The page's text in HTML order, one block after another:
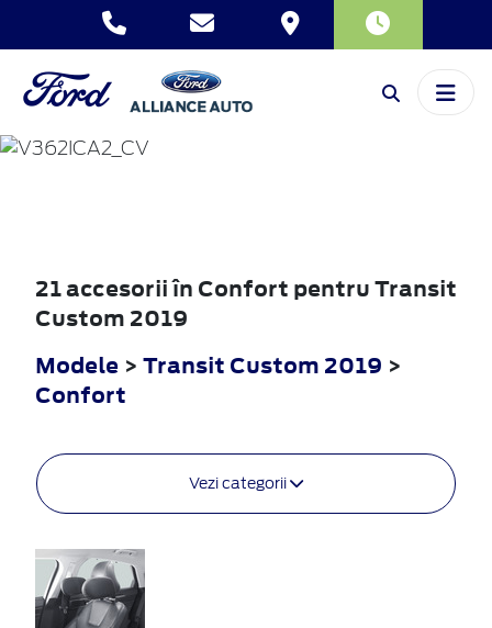
TRANSIT
CUSTOM
21 accesorii în Confort pentru Transit
Custom 2019
Modele > Transit Custom 2019 >
Confort
Vezi categorii